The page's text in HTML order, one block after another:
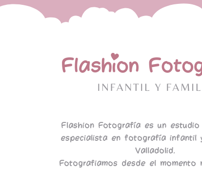
Flashion Fotografía es un
especialista en fotografía infantil
Valladolid.
Fotografiamos desde el momento